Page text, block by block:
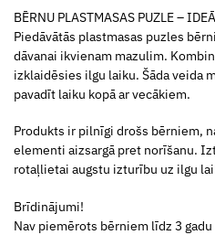
BĒRNU PLASTMASAS PUZLE –
Piedāvātās plastmasas puzles
dāvanai ikvienam mazulim.
izklaidēsies ilgu laiku. Šāda veida
pavadīt laiku kopā ar vecākiem.
Produkts ir pilnīgi drošs bērniem,
elementi aizsargā pret norīšanu.
rotaļlietai augstu izturību uz ilgu
Brīdinājumi!
Nav piemērots bērniem līdz 3